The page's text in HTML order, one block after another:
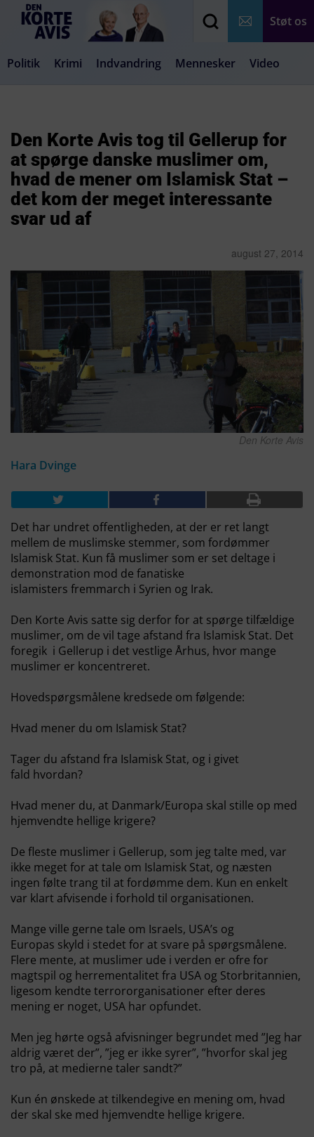
Støt os
Politik Krimi Indvandring Mennesker Video
Den Korte Avis tog til Gellerup for
at spørge danske muslimer om,
hvad de mener om Islamisk Stat –
det kom der meget interessante
svar ud af
august 27, 2014
Den Korte Avis
Hara Dvinge
Det har undret offentligheden, at der er ret langt
mellem de muslimske stemmer, som fordømmer
Islamisk Stat. Kun få muslimer som er set deltage i
demonstration mod de fanatiske
islamisters fremmarch i Syrien og Irak.
Den Korte Avis satte sig derfor for at spørge tilfældige
muslimer, om de vil tage afstand fra Islamisk Stat. Det
foregik i Gellerup i det vestlige Århus, hvor mange
muslimer er koncentreret.
Hovedspørgsmålene kredsede om følgende:
Hvad mener du om Islamisk Stat?
Tager du afstand fra Islamisk Stat, og i givet
fald hvordan?
Hvad mener du, at Danmark/Europa skal stille op med
hjemvendte hellige krigere?
De fleste muslimer i Gellerup, som jeg talte med, var
ikke meget for at tale om Islamisk Stat, og næsten
ingen følte trang til at fordømme dem. Kun en enkelt
var klart afvisende i forhold til organisationen.
Mange ville gerne tale om Israels, USA’s og
Europas skyld i stedet for at svare på spørgsmålene.
Flere mente, at muslimer ude i verden er ofre for
magtspil og herrementalitet fra USA og Storbritannien,
ligesom kendte terrororganisationer efter deres
mening er noget, USA har opfundet.
Men jeg hørte også afvisninger begrundet med ”Jeg har
aldrig været der”, ”jeg er ikke syrer”, ”hvorfor skal jeg
tro på, at medierne taler sandt?”
Kun én ønskede at tilkendegive en mening om, hvad
der skal ske med hjemvendte hellige krigere.